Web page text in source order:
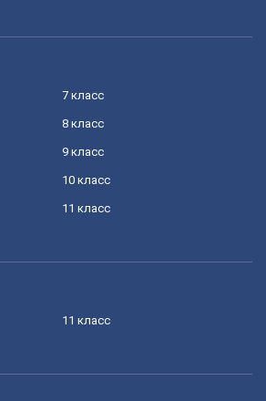
7 класс
8 класс
9 класс
10 класс
11 класс
11 класс